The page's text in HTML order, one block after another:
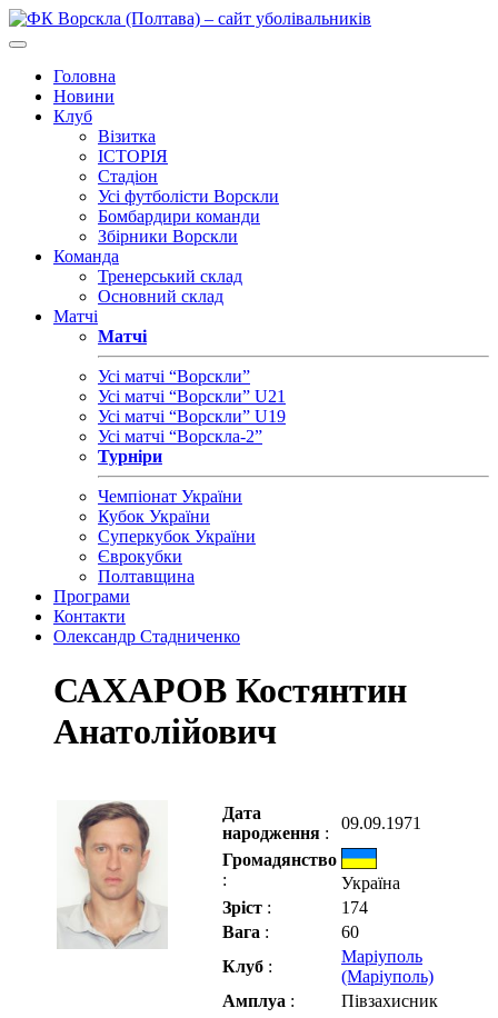
Головна
Новини
Клуб
Візитка
ІСТОРІЯ
Стадіон
Усі футболісти Ворскли
Бомбардири команди
Збірники Ворскли
Команда
Тренерський склад
Основний склад
Матчі
Матчі
Усі матчі “Ворскли”
Усі матчі “Ворскли” U21
Усі матчі “Ворскли” U19
Усі матчі “Ворскла-2”
Турніри
Чемпіонат України
Кубок України
Суперкубок України
Єврокубки
Полтавщина
Програми
Контакти
Олександр Стадниченко
САХАРОВ Костянтин
Анатолійович
Дата
народження :
09.09.1971
Громадянство
:
Україна
Зріст :
174
Вага :
60
Клуб :
Маріуполь
(Маріуполь)
Амплуа : Півзахисник